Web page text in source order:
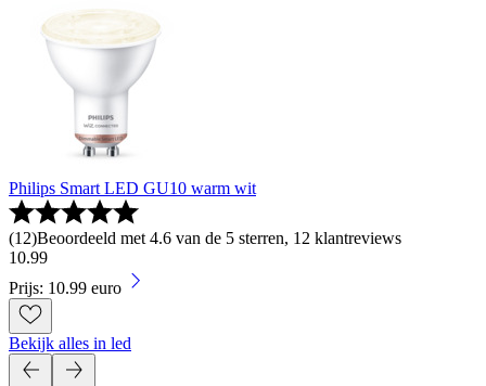
Philips Smart LED GU10 warm wit
(12)Beoordeeld met 4.6 van de 5 sterren, 12 klantreviews
10.99
Prijs: 10.99 euro
Bekijk alles in led